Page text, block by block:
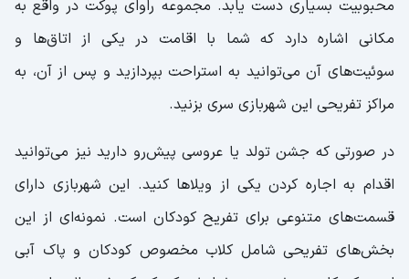
محبوبیت بسیاری دست یابد. مجموعه راوای پوکت در واقع به
مکانی اشاره دارد که شما با اقامت در یکی از اتاق‌ها و
سوئیت‌های آن می‌‌توانید به استراحت بپردازید و پس از آن، به
مراکز تفریحی این شهربازی سری بزنید.
در صورتی که جشن تولد یا عروسی پیش‌رو دارید نیز می‌توانید
اقدام به اجاره کردن یکی از ویلاها کنید. این شهربازی دارای
قسمت‌های متنوعی برای تفریح کودکان است. نمونه‌ای از این
بخش‌های تفریحی شامل کلاب مخصوص کودکان و پاک آبی